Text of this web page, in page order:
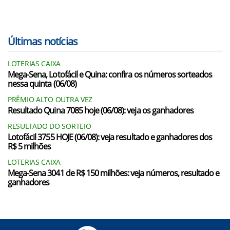
Últimas notícias
LOTERIAS CAIXA
Mega-Sena, Lotofácil e Quina: confira os números sorteados
nessa quinta (06/08)
PRÊMIO ALTO OUTRA VEZ
Resultado Quina 7085 hoje (06/08): veja os ganhadores
RESULTADO DO SORTEIO
Lotofácil 3755 HOJE (06/08): veja resultado e ganhadores dos
R$ 5 milhões
LOTERIAS CAIXA
Mega-Sena 3041 de R$ 150 milhões: veja números, resultado e
ganhadores